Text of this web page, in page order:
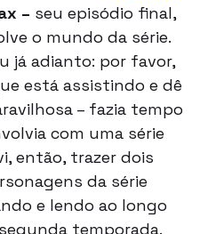
– seu episódio final,
o mundo da série.
já adianto: por favor,
está assistindo e dê
– fazia tempo
com uma série
então, trazer dois
da série
e lendo ao longo
temporada.